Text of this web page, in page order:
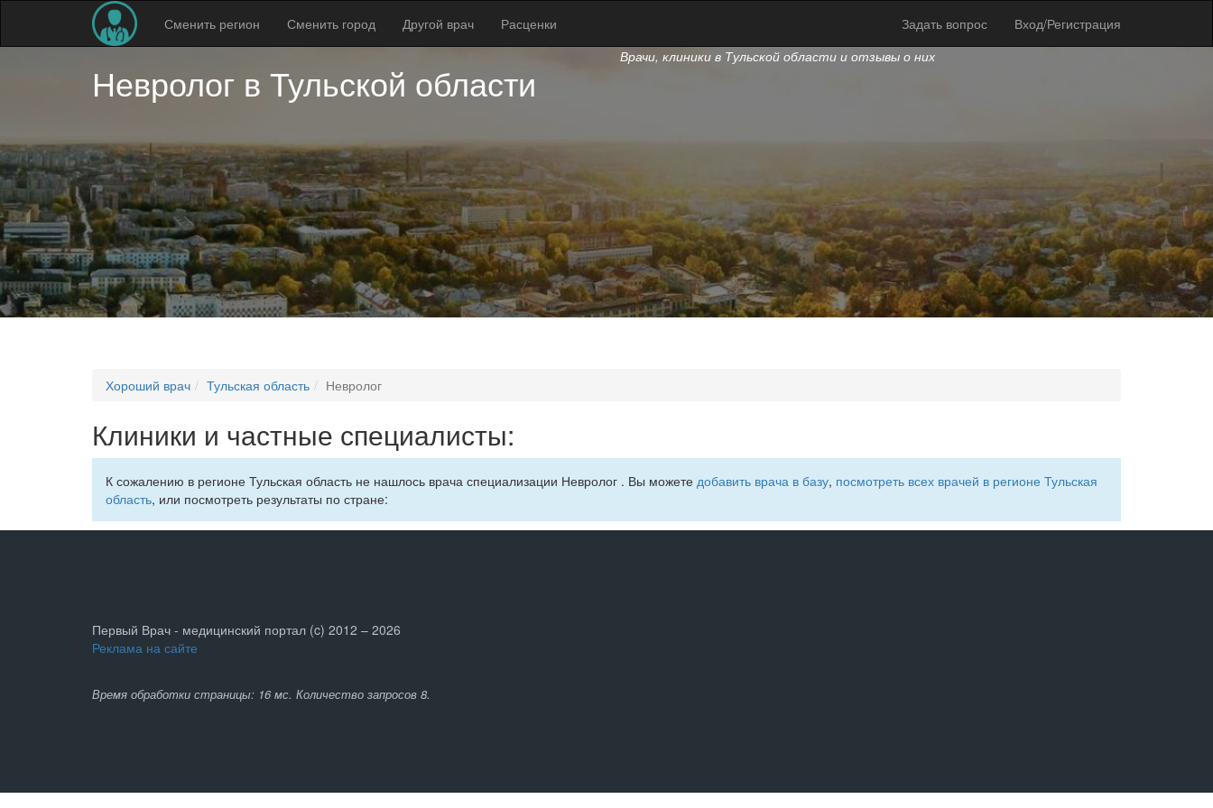
Сменить регион Сменить город Другой врач Расценки Задать вопрос Вход/Регистрация
Невролог в Тульской области
Врачи, клиники в Тульской области и отзывы о них
Хороший врач Тульская область Невролог
Клиники и частные специалисты:
К сожалению в регионе Тульская область не нашлось врача специализации Невролог . Вы можете добавить врача в базу, посмотреть всех врачей в регионе Тульская
область, или посмотреть результаты по стране:
Первый Врач - медицинский портал (c) 2012 – 2026
Реклама на сайте
Время обработки страницы: 16 мс. Количество запросов 8.